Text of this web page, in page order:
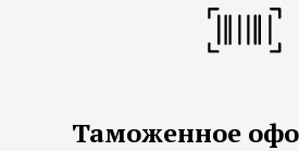
Таможенное